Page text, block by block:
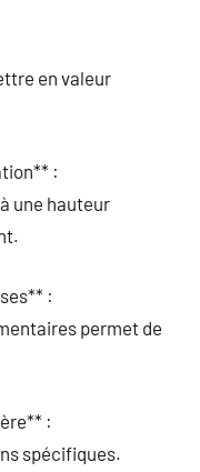
en valeur
:
une hauteur
:
permet de
:
spécifiques.